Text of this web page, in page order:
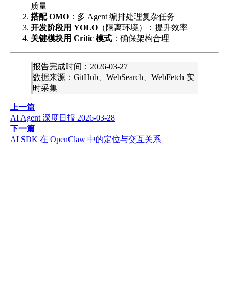
质量
搭配 OMO ：多 Agent 编排处理复杂任务
开发阶段用 YOLO （隔离环境）：提升效率
关键模块用 Critic 模式 ：确保架构合理
报告完成时间：2026-03-27
数据来源：GitHub、WebSearch、WebFetch 实
时采集
上一篇
AI Agent 深度日报 2026-03-28
下一篇
AI SDK 在 OpenClaw 中的定位与交互关系